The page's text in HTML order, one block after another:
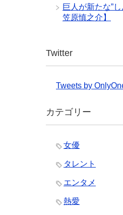
巨人が新たな”
笠原慎之介】
Twitter
Tweets by
カテゴリー
女優
タレント
エンタメ
熱愛